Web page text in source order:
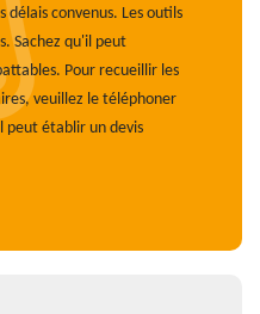
délais convenus. Les outils
Sachez qu'il peut
Pour recueillir les
veuillez le téléphoner
établir un devis